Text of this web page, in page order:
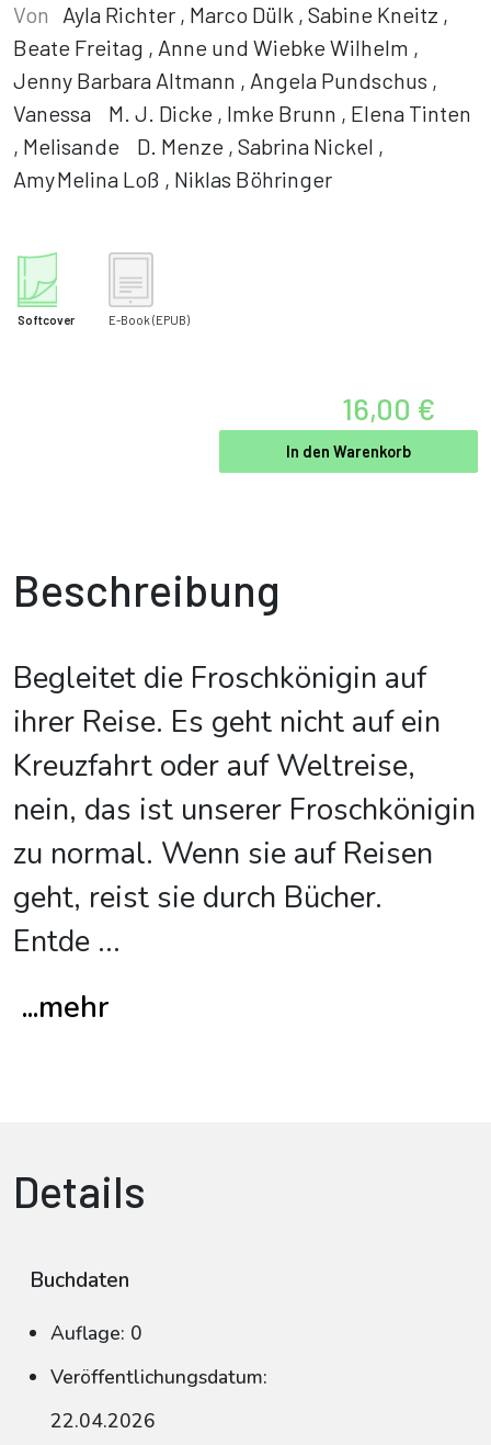
Von
Ayla Richter , Marco Dülk , Sabine Kneitz ,
Beate Freitag , Anne und Wiebke Wilhelm ,
Jenny Barbara Altmann , Angela Pundschus ,
Vanessa M. J. Dicke , Imke Brunn , Elena Tinten
, Melisande D. Menze , Sabrina Nickel ,
Amy Melina Loß , Niklas Böhringer
Softcover E-Book (EPUB)
16,00 €
In den Warenkorb
Beschreibung
Begleitet die Froschkönigin auf
ihrer Reise. Es geht nicht auf ein
Kreuzfahrt oder auf Weltreise,
nein, das ist unserer Froschkönigin
zu normal. Wenn sie auf Reisen
geht, reist sie durch Bücher.
Entde ...
...mehr
Details
Buchdaten
Auflage: 0
Veröffentlichungsdatum:
22.04.2026